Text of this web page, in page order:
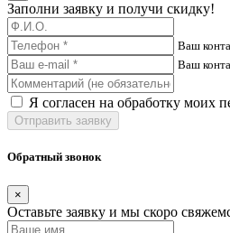
Заполни заявку и получи скидку!
Ваш
Ваш
Я согласен на обработку моих
Отправить заявку
Обратный звонок
×
Оставьте заявку и мы скоро